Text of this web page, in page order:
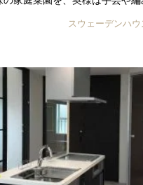
スウェーデンハ